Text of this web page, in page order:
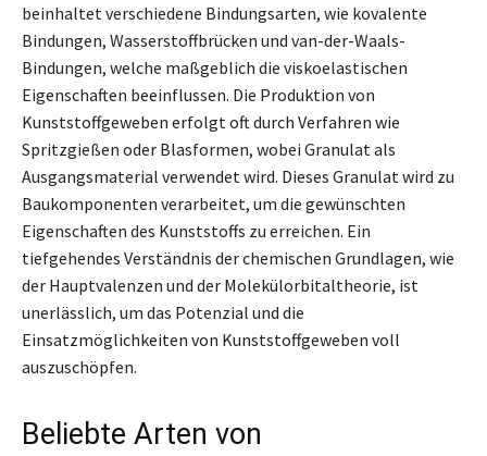
beinhaltet verschiedene Bindungsarten, wie kovalente
Bindungen, Wasserstoffbrücken und van-der-Waals-
Bindungen, welche maßgeblich die viskoelastischen
Eigenschaften beeinflussen. Die Produktion von
Kunststoffgeweben erfolgt oft durch Verfahren wie
Spritzgießen oder Blasformen, wobei Granulat als
Ausgangsmaterial verwendet wird. Dieses Granulat wird zu
Baukomponenten verarbeitet, um die gewünschten
Eigenschaften des Kunststoffs zu erreichen. Ein
tiefgehendes Verständnis der chemischen Grundlagen, wie
der Hauptvalenzen und der Molekülorbitaltheorie, ist
unerlässlich, um das Potenzial und die
Einsatzmöglichkeiten von Kunststoffgeweben voll
auszuschöpfen.
Beliebte Arten von